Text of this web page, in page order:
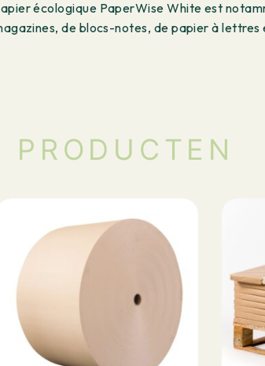
écologique PaperWise White est
de blocs-notes, de papier à lettres
PRODUCTEN